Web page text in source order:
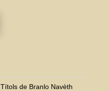
Títols de Branlo Navèth